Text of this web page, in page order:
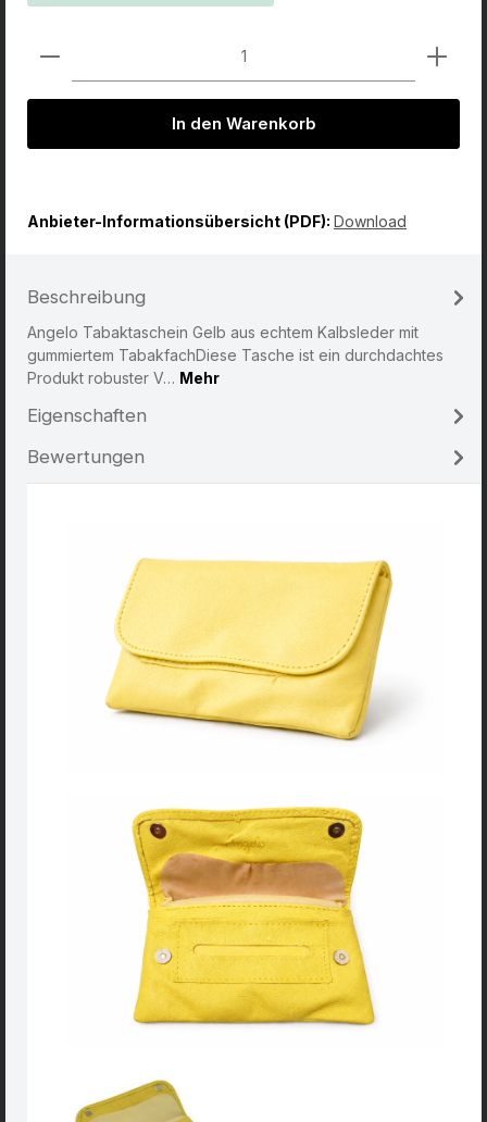
Produkt Anzahl: Gib den gewünschten Wert ein
In den Warenkorb
Anbieter-Informationsübersicht (PDF): Download
Beschreibung
Angelo Tabaktaschein Gelb aus echtem Kalbsleder mit
gummiertem TabakfachDiese Tasche ist ein durchdachtes
Produkt robuster V… Mehr
Eigenschaften
Bewertungen